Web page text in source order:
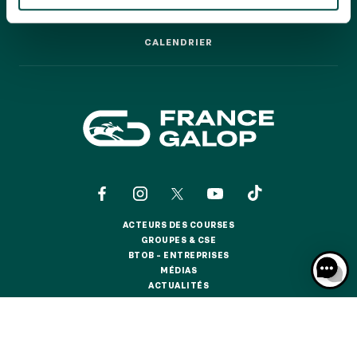
JEUXDI BY PARISLONGCHAMP
TOUS NOS ÉVÉNEMENTS
ABONNEMENTS ANNUELS
ABONNEMENTS ANNUELS
JOURS DE COURSES
LES COURSES PAS À PAS
CALENDRIER
ACTEURS DES COURSES
ACTEURS DES COURSES
GROUPES & CSE
GROUPES & CSE
BTOB – ENTREPRISES
BTOB – ENTREPRISES
MÉDIAS
MÉDIAS
ACTUALITÉS
ACTUALITÉS